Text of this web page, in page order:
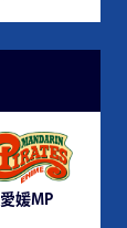
愛媛MP